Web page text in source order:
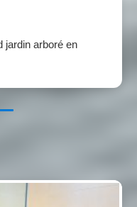
jardin arboré en